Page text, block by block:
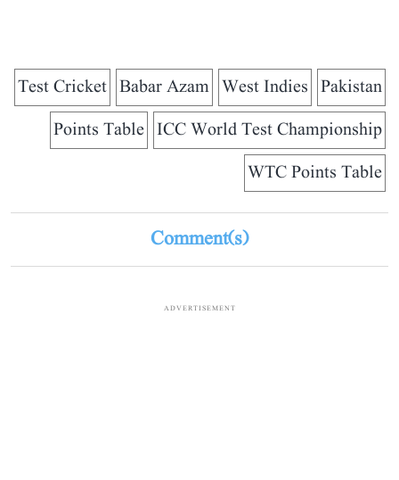
Pakistan
West Indies
Babar Azam
Test Cricket
ICC World Test Championship
Points Table
WTC Points Table
Comment(s)
ADVERTISEMENT